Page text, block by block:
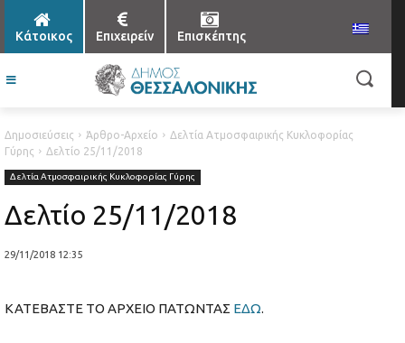
Κάτοικος Επιχειρείν Επισκέπτης
Δημοσιεύσεις Άρθρο-Αρχείο
Δελτία Ατμοσφαιρικής Κυκλοφορίας
Γύρης
Δελτίο 25/11/2018
Δελτία Ατμοσφαιρικής Κυκλοφορίας Γύρης
Δελτίο 25/11/2018
29/11/2018 12:35
ΚΑΤΕΒΑΣΤΕ ΤΟ ΑΡΧΕΙΟ ΠΑΤΩΝΤΑΣ ΕΔΩ.